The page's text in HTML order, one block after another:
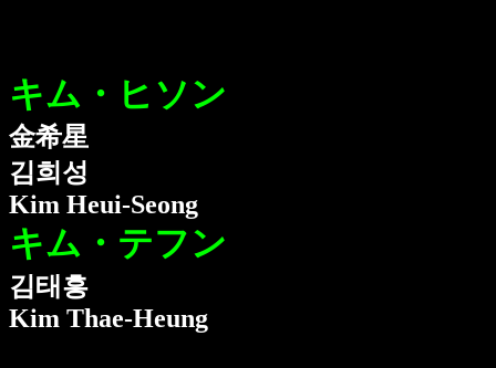
キム・ヒソン
金希星
김희성
Kim Heui-Seong
キム・テフン
김태흥
Kim Thae-Heung